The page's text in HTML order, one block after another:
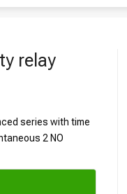
relay
series with time
2 NO